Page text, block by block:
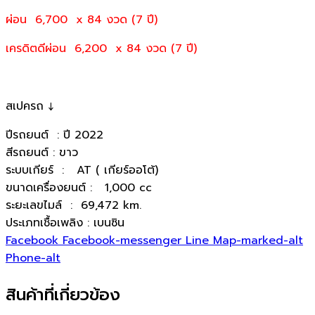
ผ่อน 6,700 x 84 งวด (7 ปี)
เครดิตดีผ่อน 6,200 x 84 งวด (7 ปี)
สเปครถ ↓
ปีรถยนต์ : ปี 2022
สีรถยนต์ : ขาว
ระบบเกียร์ : AT ( เกียร์ออโต้)
ขนาดเครื่องยนต์ : 1,000 cc
ระยะเลขไมล์ : 69,472 km.
ประเภทเชื้อเพลิง : เบนซิน
Facebook Facebook-messenger Line Map-marked-alt
Phone-alt
สินค้าที่เกี่ยวข้อง